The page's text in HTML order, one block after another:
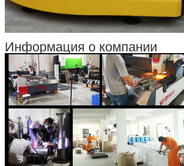
Информация о компании